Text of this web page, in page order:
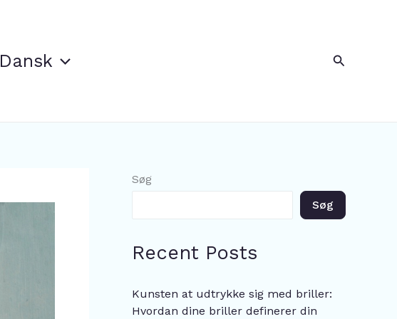
Dansk Søg
Søg
Søg
Recent Posts
Kunsten at udtrykke sig med briller:
Hvordan dine briller definerer din